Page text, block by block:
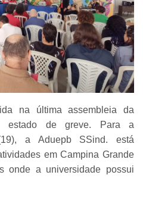
na última assembleia da
estado de greve. Para a
a Aduepb SSind. está
em Campina Grande
onde a universidade possui